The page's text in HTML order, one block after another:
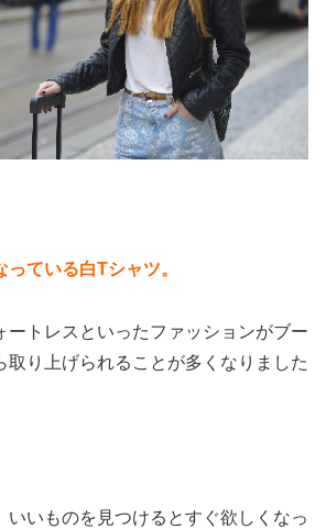
ている白Tシャツ。
ートレスといったファッションがブー
取り上げられることが多くなりました
いいものを見つけるとすぐ欲しくなっ